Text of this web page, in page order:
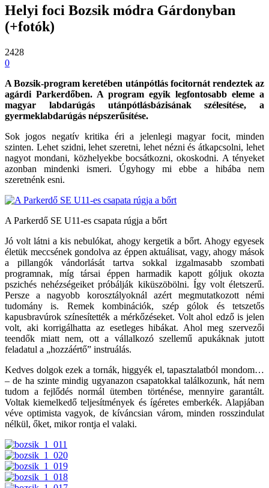
Helyi foci Bozsik módra Gárdonyban
(+fotók)
2428
0
A Bozsik-program keretében utánpótlás focitornát rendeztek az
agárdi Parkerdőben. A program egyik legfontosabb eleme a
magyar labdarúgás utánpótlásbázisának szélesítése, a
gyermeklabdarúgás népszerűsítése.
Sok jogos negatív kritika éri a jelenlegi magyar focit, minden
szinten. Lehet szidni, lehet szeretni, lehet nézni és átkapcsolni, lehet
nagyot mondani, közhelyekbe bocsátkozni, okoskodni. A tényeket
azonban mindenki ismeri. Úgyhogy mi ebbe a hibába nem
szeretnénk esni.
A Parkerdő SE U11-es csapata rúgja a bőrt
Jó volt látni a kis nebulókat, ahogy kergetik a bőrt. Ahogy egyesek
életük meccsének gondolva az éppen aktuálisat, vagy, ahogy mások
a pillangók vándorlását tartva sokkal izgalmasabb szombati
programnak, míg társai éppen harmadik kapott góljuk okozta
pszichés nehézségeiket próbálják kiküszöbölni. Így volt életszerű.
Persze a nagyobb korosztályoknál azért megmutatkozott némi
tudomány is. Remek kombinációk, szép gólok és tetszetős
kapusbravúrok színesítették a mérkőzéseket. Volt ahol edző is jelen
volt, aki korrigálhatta az esetleges hibákat. Ahol meg szervezői
teendők miatt nem, ott a vállalkozó szellemű apukáknak jutott
feladatul a „hozzáértő” instruálás.
Kedves dolgok ezek a tornák, higgyék el, tapasztalatból mondom…
– de ha szinte mindig ugyanazon csapatokkal találkozunk, hát nem
tudom a fejlődés normál ütemben történése, mennyire garantált.
Voltak kiemelkedő teljesítmények és ígéretes emberkék. Alapjában
véve optimista vagyok, de kíváncsian várom, minden rosszindulat
nélkül, őket, mikor rontja el valaki.